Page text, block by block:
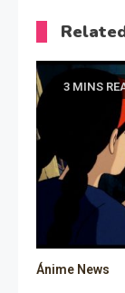
3 MINS
Ánime News